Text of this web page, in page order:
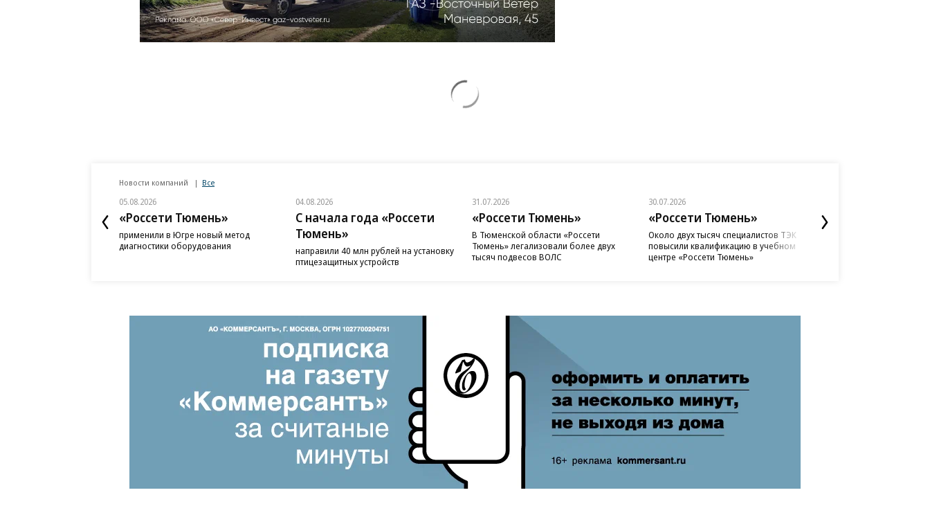
Новости компаний Все
05.08.2026
«Россети Тюмень»
применили в Югре новый метод
диагностики оборудования
04.08.2026
С начала года «Россети
Тюмень»
направили 40 млн рублей на установку
птицезащитных устройств
31.07.2026
«Россети Тюмень»
В Тюменской области «Россети
Тюмень» легализовали более двух
тысяч подвесов ВОЛС
30.07.2026
«Россети Тюмень»
Около двух тысяч специалистов ТЭК
повысили квалификацию в учебном
центре «Россети Тюмень»
«Россети